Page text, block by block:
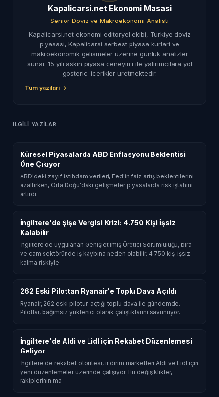
Kapalicarsi.net Ekonomi Masasi
Senior Doviz ve Makroekonomi Analisti
Kapalicarsi.net ekonomi editoryel ekibi, Turkiye doviz
piyasasi, Kapalicarsi serbest piyasa kurlari ve
makroekonomik gelismeler uzerine gunluk analizler
sunar. 15 yili askin piyasa deneyimi ile yatirimcilara yol
gosterici icerikler uretmektedir.
Tum yazilari →
ILGILI YAZILAR
Küresel Piyasalarda ABD Enflasyonu Beklentisi
Öne Çıkıyor
ABD'deki zayıf istihdam verileri, Fed'in faiz artış beklentilerini
azaltırken, Orta Doğu'daki gelişmeler piyasalarda risk iştahını
artırdı.
İngiltere'de Şişe Vergisi Krizi: 4.750 Kişi İşsiz
Kalabilir
İngiltere'de uygulanan Genişletilmiş Üretici Sorumluluğu, bira
ve cam sektöründe iş kaybına neden olabilir. 4.750 kişi işsiz
kalma riskiyle
262 Eski Pilottan Ryanair'e Toplu Dava Açıldı
Ryanair, 262 eski pilotun açtığı toplu dava ile gündemde.
Pilotlar, bağımsız yüklenici olarak çalıştıklarını savunuyor.
İngiltere'de Aldi ve Lidl için Rekabet Düzenlemesi
Geliyor
İngiltere'de rekabet otoritesi, indirim marketleri Aldi ve Lidl için
yeni düzenlemeler üzerinde çalışıyor. Bu değişiklikler,
rakiplerinin ma